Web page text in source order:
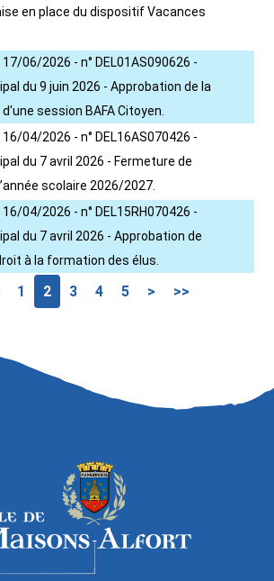
en place du dispositif Vacances
17/06/2026 - n° DEL01AS090626 -
du 9 juin 2026 - Approbation de la
session BAFA Citoyen.
16/04/2026 - n° DEL16AS070426 -
du 7 avril 2026 - Fermeture de
scolaire 2026/2027.
04/2026 - n° DEL15RH070426 -
du 7 avril 2026 - Approbation de
à la formation des élus.
1 2 3 4 5 > >>